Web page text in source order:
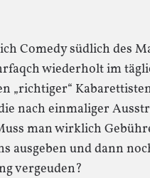
Comedy südlich des
wiederholt im
„richtiger“
nach einmaliger
man wirklich
ausgeben und dann
vergeuden?